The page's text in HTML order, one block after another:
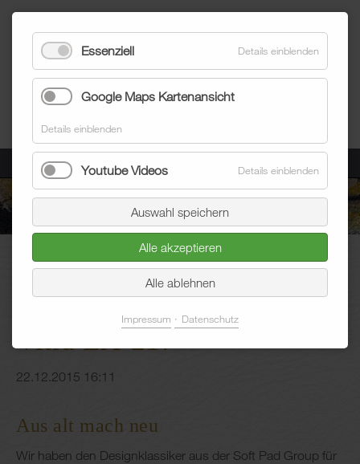
Menü
Aktuelles Blogeintrag
Vitra EA-217
22.12.2015 16:11
Aus alt mach neu
Wir haben den Designklassiker aus der Soft Pad Group für
Essenziell Details einblenden
Google Maps Kartenansicht
Details einblenden
Youtube Videos Details einblenden
Auswahl speichern
Alle akzeptieren
Alle ablehnen
Impressum Datenschutz